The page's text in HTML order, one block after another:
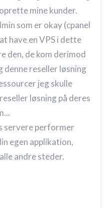
mine kunder.
som er okay (cpanel
have en VPS i dette
den, de kom derimod
reseller løsning
jeg skulle
løsning på deres
servere performer
egen applikation,
andre steder.